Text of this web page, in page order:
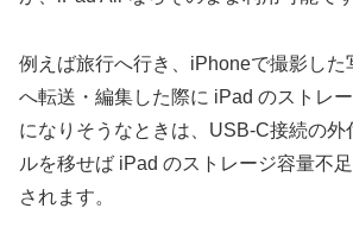
例えば旅行へ行き、iPhoneで撮影した
へ転送・編集した際に iPad のストレ
になりそうなときは、USB-C接続の外
ルを移せば iPad のストレージ容量不
されます。